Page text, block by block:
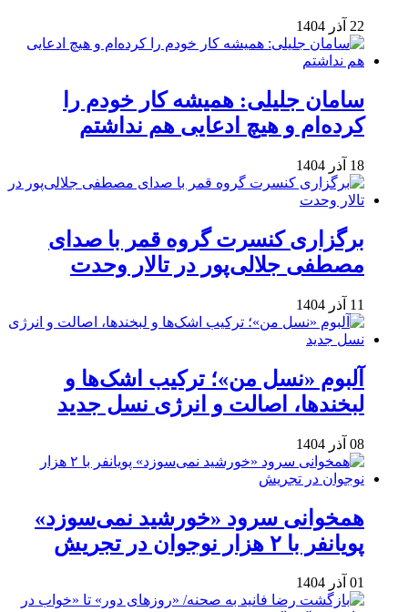
22 آذر 1404
سامان جلیلی: همیشه کار خودم را
کرده‌ام و هیچ ادعایی هم نداشتم
18 آذر 1404
برگزاری کنسرت گروه قمر با صدای
مصطفی جلالی‌پور در تالار وحدت
11 آذر 1404
آلبوم «نسل من»؛ ترکیب اشک‌ها و
لبخندها، اصالت و انرژی نسل جدید
08 آذر 1404
همخوانی سرود «خورشید نمی‌سوزد»
پویانفر با ۲ هزار نوجوان در تجریش
01 آذر 1404